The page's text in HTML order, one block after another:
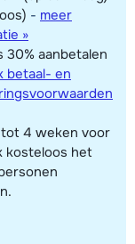
- meer
»
30% aanbetalen
betaal- en
4 weken voor
kosteloos het